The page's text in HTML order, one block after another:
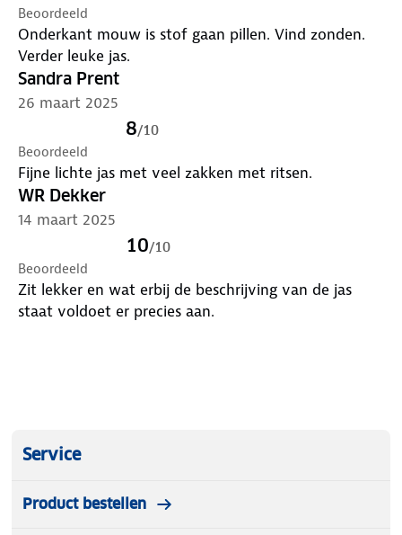
Beoordeeld
Onderkant mouw is stof gaan pillen. Vind zonden.
Verder leuke jas.
Sandra Prent
26 maart 2025
8/10
Beoordeeld
Fijne lichte jas met veel zakken met ritsen.
WR Dekker
14 maart 2025
10/10
Beoordeeld
Zit lekker en wat erbij de beschrijving van de jas
staat voldoet er precies aan.
Service
Product bestellen